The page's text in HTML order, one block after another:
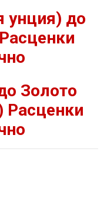
унция) до
Золото
Расценки